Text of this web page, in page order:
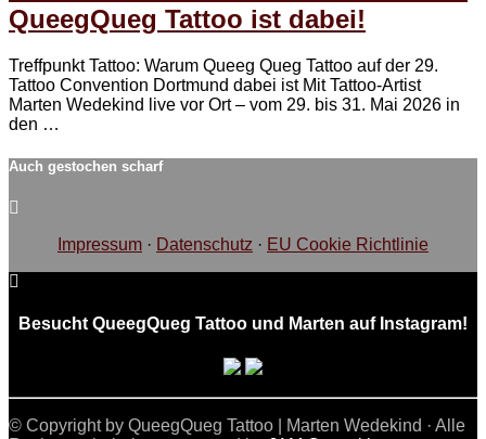
QueegQueg Tattoo ist dabei!
Treffpunkt Tattoo: Warum Queeg Queg Tattoo auf der 29.
Tattoo Convention Dortmund dabei ist Mit Tattoo-Artist
Marten Wedekind live vor Ort – vom 29. bis 31. Mai 2026 in
den …
Auch gestochen scharf
Impressum · Datenschutz · EU Cookie Richtlinie
Besucht QueegQueg Tattoo und Marten auf Instagram!
© Copyright by QueegQueg Tattoo | Marten Wedekind · Alle